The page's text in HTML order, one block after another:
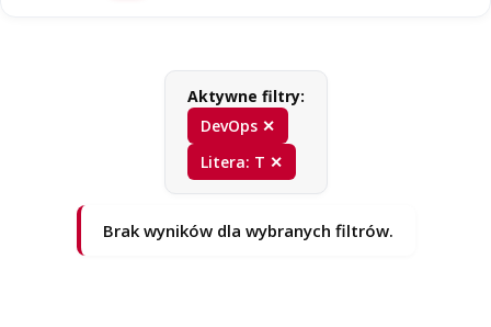
Aktywne filtry:
DevOps ✕
Litera: T ✕
Brak wyników dla wybranych filtrów.